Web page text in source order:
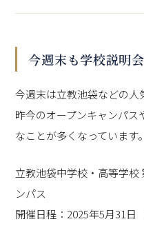
今週末も学校説明
今週末は立教池袋などの人
昨今のオープンキャンパ
なことが多くなっています
立教池袋中学校・高等学校
ンパス
開催日程：2025年5月31日